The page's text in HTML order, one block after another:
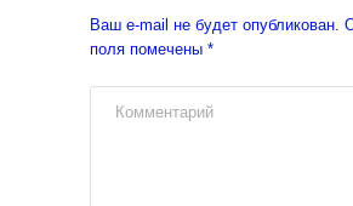
Ваш e-mail не будет опубликован.
поля помечены *
Комментарий